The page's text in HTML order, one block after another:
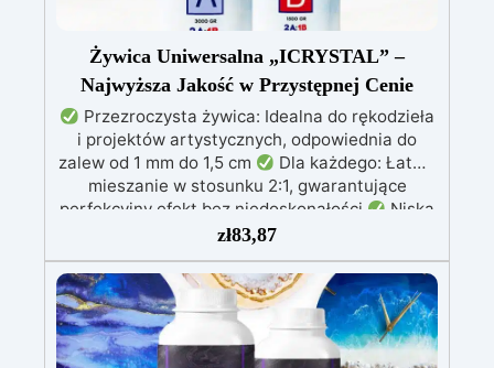
Żywica Uniwersalna „ICRYSTAL” –
Najwyższa Jakość w Przystępnej Cenie
Przezroczysta żywica: Idealna do rękodzieła
i projektów artystycznych, odpowiednia do
zalew od 1 mm do 1,5 cm
Dla każdego: Łatwe
mieszanie w stosunku 2:1, gwarantujące
perfekcyjny efekt bez niedoskonałości
Niska
lepkość: Zapewnia odlewy bez pęcherzyków,
kompatybilna z drewnem, silikonem, szkłem,
metalem i innymi materiałami
Bezpieczna po
utwardzeniu: Nietoksyczna, bezpieczna dla
skóry, wolna od BPA i rozpuszczalników (VOC
Free)
Błyszcząca i samopoziomująca: Z
zł83,87